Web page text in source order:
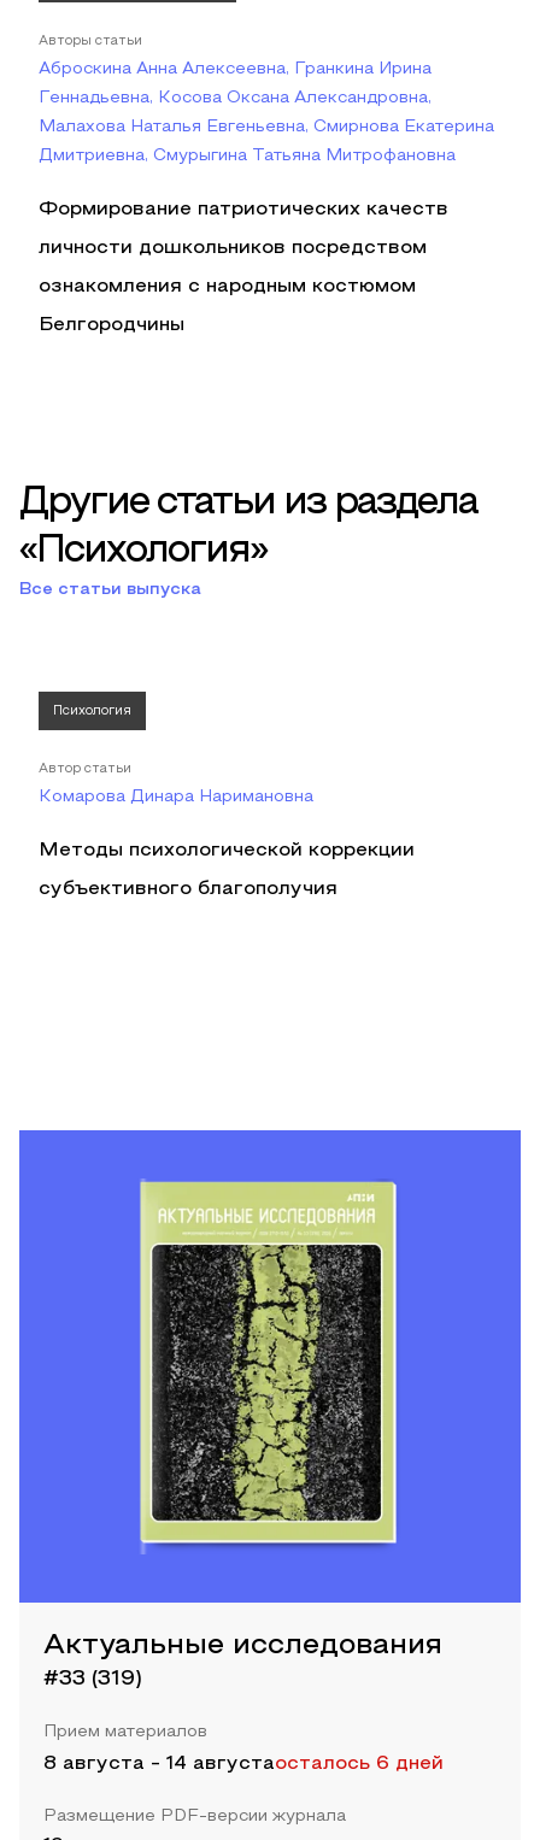
Авторы статьи
Аброскина Анна Алексеевна, Гранкина Ирина
Геннадьевна, Косова Оксана Александровна,
Малахова Наталья Евгеньевна, Смирнова Екатерина
Дмитриевна, Смурыгина Татьяна Митрофановна
Формирование патриотических качеств
личности дошкольников посредством
ознакомления с народным костюмом
Белгородчины
Другие статьи из раздела
«Психология»
Все статьи выпуска
Психология
Автор статьи
Комарова Динара Наримановна
Методы психологической коррекции
субъективного благополучия
Актуальные исследования
#33 (319)
Прием материалов
8 августа - 14 августаосталось 6 дней
Размещение PDF-версии журнала